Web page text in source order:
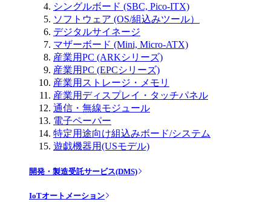
シングルボード (SBC, Pico-ITX)
ソフトウェア (OS/組込みツール）
デジタルサイネージ
マザーボード (Mini, Micro-ATX)
産業用PC (ARKシリーズ)
産業用PC (EPCシリーズ)
産業用ストレージ・メモリ
産業用ディスプレイ・タッチパネル
通信・無線モジュール
電子ペーパー
特定用途向け組込みボード/システム
遊戯機器用(USモデル)
開発・製造受託サービス(DMS)
IoTオートメーション